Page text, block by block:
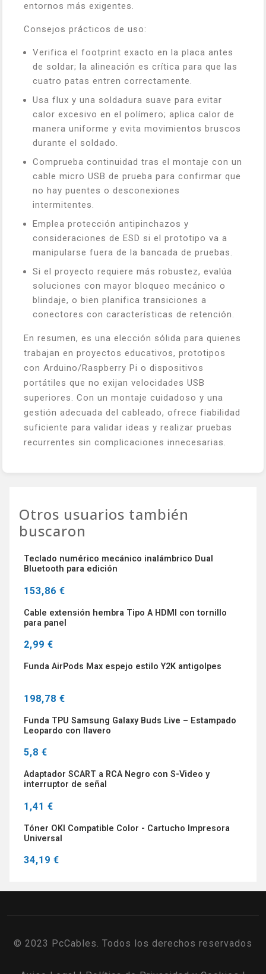
entornos más exigentes.
Consejos prácticos de uso:
Verifica el footprint exacto en la placa antes
de soldar; la alineación es crítica para que las
cuatro patas entren correctamente.
Usa flux y una soldadura suave para evitar
calor excesivo en el polímero; aplica calor de
manera uniforme y evita movimientos bruscos
durante el soldado.
Comprueba continuidad tras el montaje con un
cable micro USB de prueba para confirmar que
no hay puentes o desconexiones
intermitentes.
Emplea protección antipinchazos y
consideraciones de ESD si el prototipo va a
manipularse fuera de la bancada de pruebas.
Si el proyecto requiere más robustez, evalúa
soluciones con mayor bloqueo mecánico o
blindaje, o bien planifica transiciones a
conectores con características de retención.
En resumen, es una elección sólida para quienes
trabajan en proyectos educativos, prototipos
con Arduino/Raspberry Pi o dispositivos
portátiles que no exijan velocidades USB
superiores. Con un montaje cuidadoso y una
gestión adecuada del cableado, ofrece fiabilidad
suficiente para validar ideas y realizar pruebas
recurrentes sin complicaciones innecesarias.
Otros usuarios también
buscaron
Teclado numérico mecánico inalámbrico Dual
Bluetooth para edición
153,86 €
Cable extensión hembra Tipo A HDMI con tornillo
para panel
2,99 €
Funda AirPods Max espejo estilo Y2K antigolpes
198,78 €
Funda TPU Samsung Galaxy Buds Live – Estampado
Leopardo con llavero
5,8 €
Adaptador SCART a RCA Negro con S-Video y
interruptor de señal
1,41 €
Tóner OKI Compatible Color - Cartucho Impresora
Universal
34,19 €
© 2023 PcCables. Todos los derechos reservados